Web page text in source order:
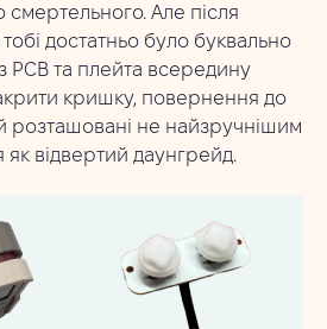
смертельного. Але після
достатньо було буквально
PCB та плейта всередину
кришку, повернення до
й розташовані не найзручнішим
як відвертий даунгрейд.